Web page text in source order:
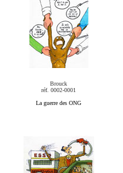
Brouck
réf. 0002-0001
La guerre des ONG